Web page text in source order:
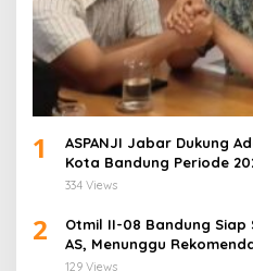
1
ASPANJI Jabar Dukung
Kota Bandung Periode
334 Views
2
Otmil II-08 Bandung
AS, Menunggu
Jati Cirebon
129 Views